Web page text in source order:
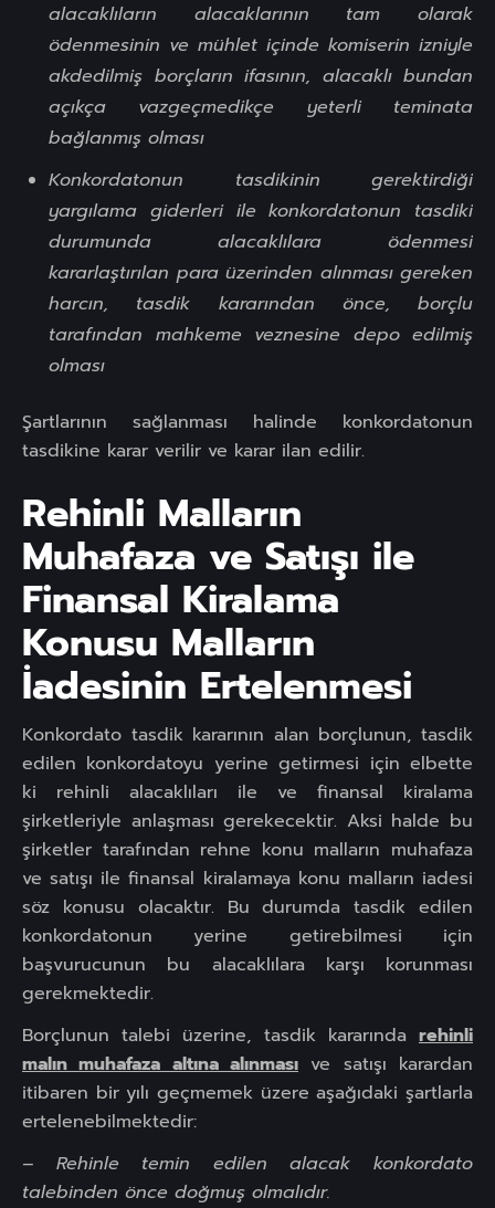
alacaklıların alacaklarının tam olarak
ödenmesinin ve mühlet içinde komiserin izniyle
akdedilmiş borçların ifasının, alacaklı bundan
açıkça vazgeçmedikçe yeterli teminata
bağlanmış olması
Konkordatonun tasdikinin gerektirdiği
yargılama giderleri ile konkordatonun tasdiki
durumunda alacaklılara ödenmesi
kararlaştırılan para üzerinden alınması gereken
harcın, tasdik kararından önce, borçlu
tarafından mahkeme veznesine depo edilmiş
olması
Şartlarının sağlanması halinde konkordatonun
tasdikine karar verilir ve karar ilan edilir.
Rehinli Malların
Muhafaza ve Satışı ile
Finansal Kiralama
Konusu Malların
İadesinin Ertelenmesi
Konkordato tasdik kararının alan borçlunun, tasdik
edilen konkordatoyu yerine getirmesi için elbette
ki rehinli alacaklıları ile ve finansal kiralama
şirketleriyle anlaşması gerekecektir. Aksi halde bu
şirketler tarafından rehne konu malların muhafaza
ve satışı ile finansal kiralamaya konu malların iadesi
söz konusu olacaktır. Bu durumda tasdik edilen
konkordatonun yerine getirebilmesi için
başvurucunun bu alacaklılara karşı korunması
gerekmektedir.
Borçlunun talebi üzerine, tasdik kararında rehinli
malın muhafaza altına alınması ve satışı karardan
itibaren bir yılı geçmemek üzere aşağıdaki şartlarla
ertelenebilmektedir:
– Rehinle temin edilen alacak konkordato
talebinden önce doğmuş olmalıdır.